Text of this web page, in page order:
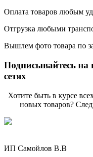
Оплата товаров любым
Отгрузка любыми
Вышлем фото товара по
Подписывайтесь
сетях
Хотите быть в курсе
новых товаров?
ИП Самойлов В.В